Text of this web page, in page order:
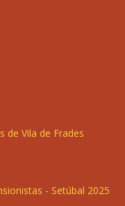
de Vila de Frades
- Setúbal 2025